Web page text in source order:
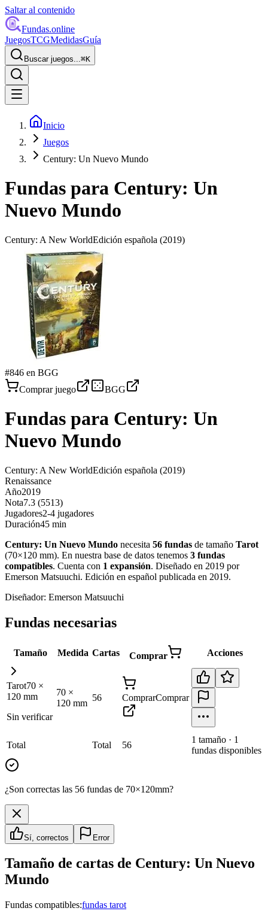
Saltar al contenido
Fundas.online
JuegosTCGMedidasGuía
Buscar juegos...⌘K
Inicio
Juegos
Century: Un Nuevo Mundo
Fundas para Century: Un
Nuevo Mundo
Century: A New WorldEdición española (2019)
#846 en BGG
Comprar juego
BGG
Fundas para Century: Un
Nuevo Mundo
Century: A New WorldEdición española (2019)
Renaissance
Año2019
Nota7.3 (5513)
Jugadores2-4 jugadores
Duración45 min
Century: Un Nuevo Mundo necesita 56 fundas de tamaño Tarot
(70×120 mm). En nuestra base de datos tenemos 3 fundas
compatibles. Cuenta con 1 expansión. Diseñado en 2019 por
Emerson Matsuuchi. Edición en español publicada en 2019.
Diseñador: Emerson Matsuuchi
Fundas necesarias
Tamaño Medida Cartas Comprar Acciones
Tarot70 ×
120 mm
Sin verificar
70 ×
120 mm
56 ComprarComprar
Total Total 56
1 tamaño · 1
fundas disponibles
¿Son correctas las 56 fundas de 70×120mm?
Sí, correctos Error
Tamaño de cartas de Century: Un Nuevo
Mundo
Fundas compatibles:fundas tarot